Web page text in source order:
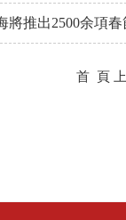
將推出2500余項
首 頁